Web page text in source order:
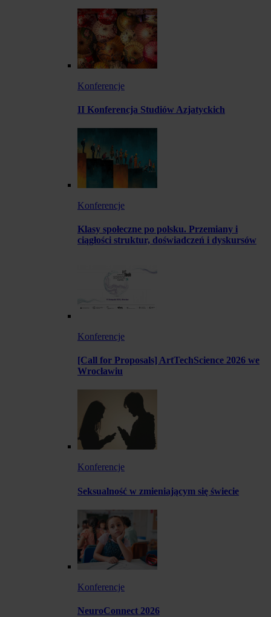
Konferencje
II Konferencja Studiów Azjatyckich
Konferencje
Klasy społeczne po polsku. Przemiany i
ciągłości struktur, doświadczeń i dyskursów
Konferencje
[Call for Proposals] ArtTechScience 2026 we
Wrocławiu
Konferencje
Seksualność w zmieniającym się świecie
Konferencje
NeuroConnect 2026